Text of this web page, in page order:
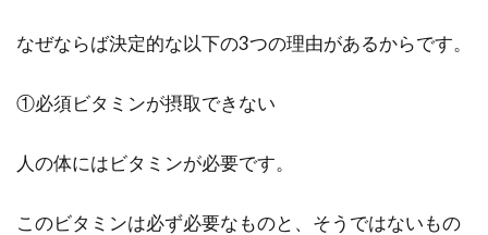
圧力鍋を利用しない方法もたくさん紹介されて
覚えて安心！味噌に合った保管場所
と保存容器の選び方
なぜならば決定的な以下の3つの理由があるからです。
①必須ビタミンが摂取できない
人の体にはビタミンが必要です。
このビタミンは必ず必要なものと、そうではないもの